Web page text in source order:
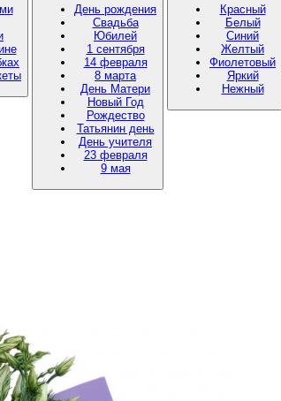
День рождения
Свадьба
Юбилей
1 сентября
14 февраля
8 марта
День Матери
Новый Год
Рождество
Татьянин день
День учителя
23 февраля
9 мая
Красный
Белый
Синий
Желтый
Фиолетовый
Яркий
Нежный